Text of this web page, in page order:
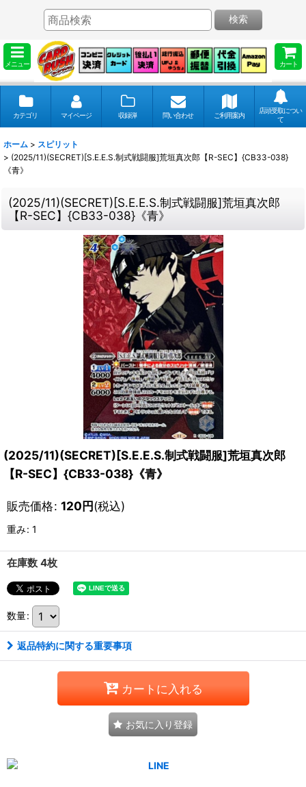
メニュー カート
検索
カテゴリ マイページ 収録弾 問い合わせ ご利用案内
店頭受取につい
て
ホーム > スピリット
> (2025/11)(SECRET)[S.E.E.S.制式戦闘服]荒垣真次郎【R-SEC】{CB33-038}
《青》
(2025/11)(SECRET)[S.E.E.S.制式戦闘服]荒垣真次郎
【R-SEC】{CB33-038}《青》
(2025/11)(SECRET)[S.E.E.S.制式戦闘服]荒垣真次郎
【R-SEC】{CB33-038}《青》
販売価格: 120円(税込)
重み: 1
在庫数 4枚
数量:
返品特約に関する重要事項
カートに入れる
お気に入り登録